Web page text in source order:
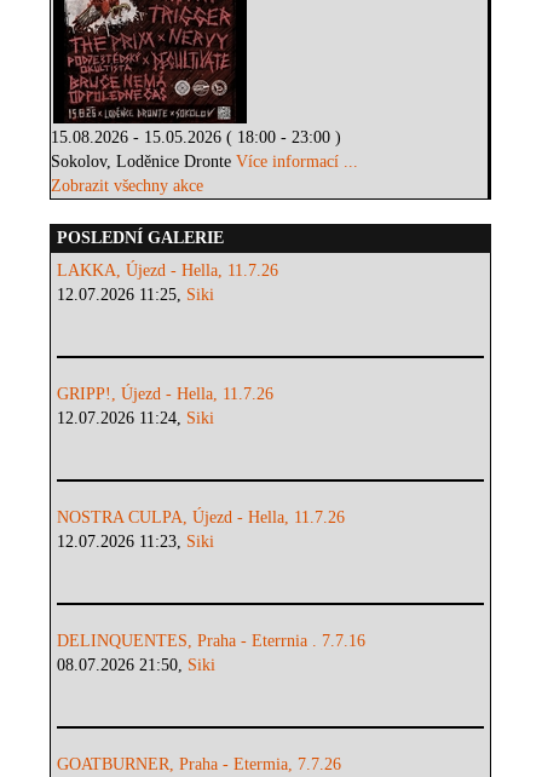
15.08.2026 - 15.05.2026 ( 18:00 - 23:00 )
Sokolov, Loděnice DronteVíce informací ...
Zobrazit všechny akce
POSLEDNÍ GALERIE
LAKKA, Újezd - Hella, 11.7.26
12.07.2026 11:25, Siki
GRIPP!, Újezd - Hella, 11.7.26
12.07.2026 11:24, Siki
NOSTRA CULPA, Újezd - Hella, 11.7.26
12.07.2026 11:23, Siki
DELINQUENTES, Praha - Eterrnia . 7.7.16
08.07.2026 21:50, Siki
GOATBURNER, Praha - Etermia, 7.7.26